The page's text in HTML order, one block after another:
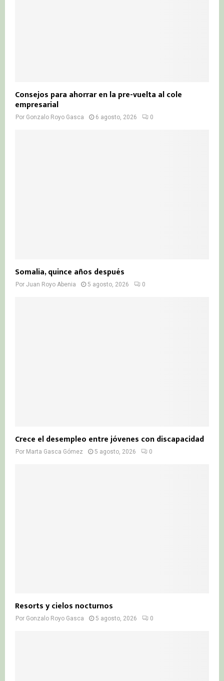
Consejos para ahorrar en la pre-vuelta al cole
empresarial
Por Gonzalo Royo Gasca 6 agosto, 2026 0
Somalia, quince años después
Por Juan Royo Abenia 5 agosto, 2026 0
Crece el desempleo entre jóvenes con discapacidad
Por Marta Gasca Gómez 5 agosto, 2026 0
Resorts y cielos nocturnos
Por Gonzalo Royo Gasca 5 agosto, 2026 0